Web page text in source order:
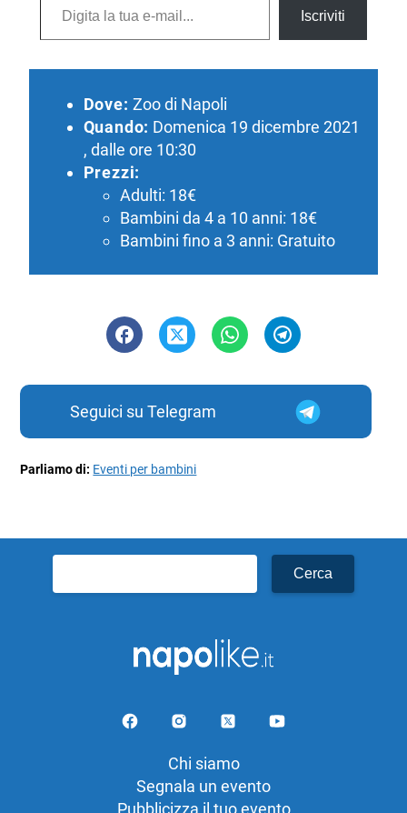
Iscriviti
Dove: Zoo di Napoli
Quando: Domenica 19 dicembre 2021
, dalle ore 10:30
Prezzi:
Adulti: 18€
Bambini da 4 a 10 anni: 18€
Bambini fino a 3 anni: Gratuito
Seguici su Telegram
Parliamo di: Eventi per bambini
per:
Chi siamo
Segnala un evento
Pubblicizza il tuo evento